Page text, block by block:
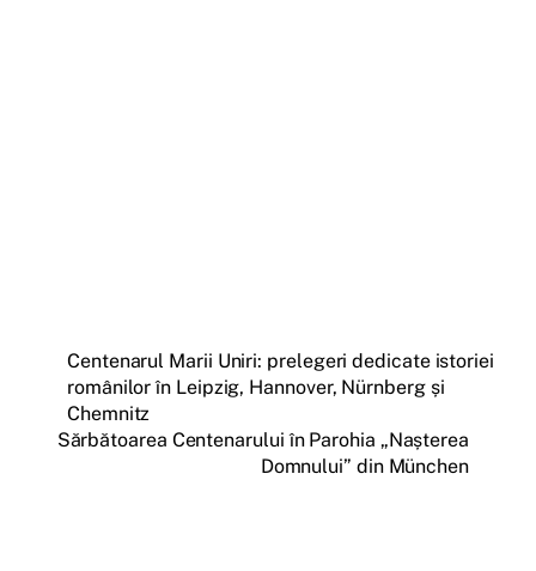
Centenarul Marii Uniri: prelegeri dedicate istoriei
românilor în Leipzig, Hannover, Nürnberg și
Chemnitz
Sărbătoarea Centenarului în Parohia „Nașterea
Domnului” din München